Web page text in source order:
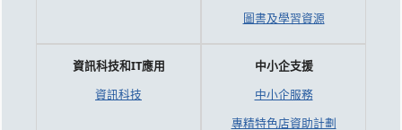
圖書及學習資源
資訊科技和IT應用
資訊科技
中小企支援
中小企服務
專精特色店資助計劃